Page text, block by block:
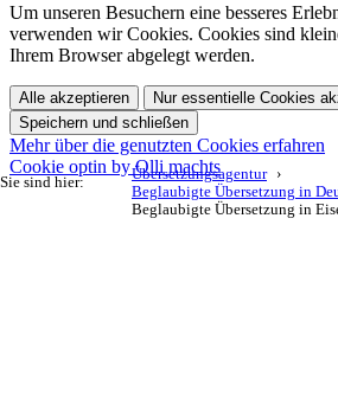
Sie sind hier:
Übersetzungsagentur
Beglaubigte Übersetzung in
Beglaubigte Übersetzung in
Um unseren Besuchern eine besseres
verwenden wir Cookies. Cookies sind
Ihrem Browser abgelegt werden.
Alle akzeptieren
Nur essentielle Cookies
Speichern und schließen
Mehr über die genutzten Cookies erfahren
Cookie optin by Olli machts